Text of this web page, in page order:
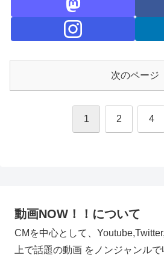
次のページ
1 2 4
動画NOW！！について
CMを中心として、
上で話題の動画 をノンジャンル